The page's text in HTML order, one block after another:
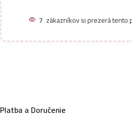
7 zákazníkov si prezerá tento
Platba a Doručenie